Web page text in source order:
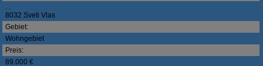
8032 Sveti Vlas
Gebiet:
Wohngebiet
Preis:
89.000 €